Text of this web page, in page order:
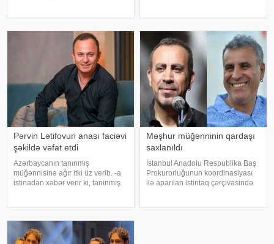
qidalandım, nə düzgün yatdım.
Elşən layihənin birinci hissəsində
Pərvin Lətifovun anası faciəvi
şəkildə vəfat etdi
Azərbaycanın tanınmış
müğənnisinə ağır itki üz verib. -a
istinadən xəbər verir ki, tanınmış
məxsus bağ sahəsində çalışarkən
əlinə bata
Məşhur müğənninin qardaşı
saxlanıldı
İstanbul Anadolu Respublika Baş
Prokurorluğunun koordinasiyası
ilə aparılan istintaq çərçivəsində